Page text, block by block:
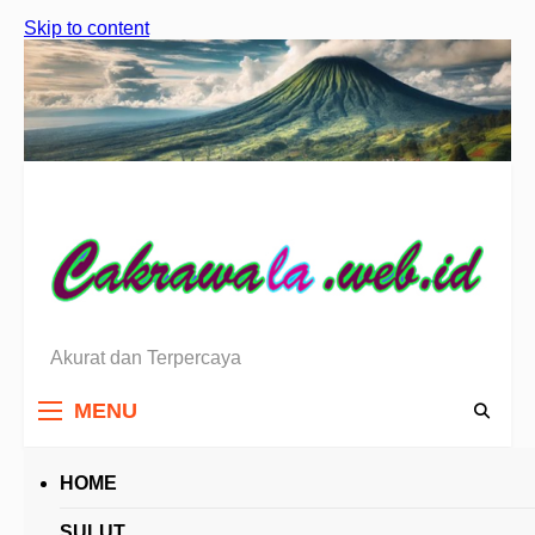
Skip to content
Berita Sulawesi Utara
Akurat dan Terpercaya
MENU
HOME
HEADLINES